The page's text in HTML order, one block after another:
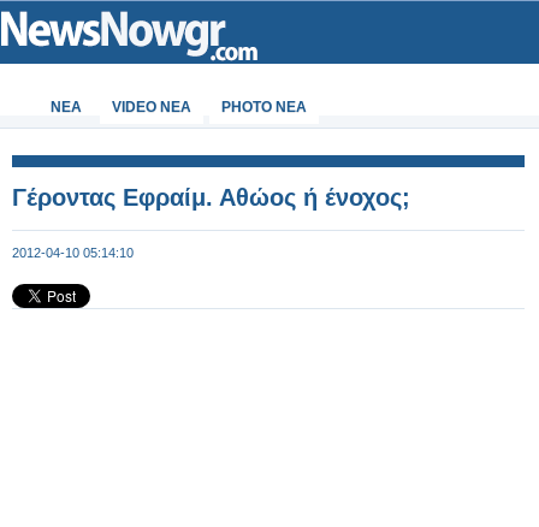
ΝΕΑ VIDEO NEA PHOTO NEA
Γέροντας Εφραίμ. Αθώος ή ένοχος;
2012-04-10 05:14:10